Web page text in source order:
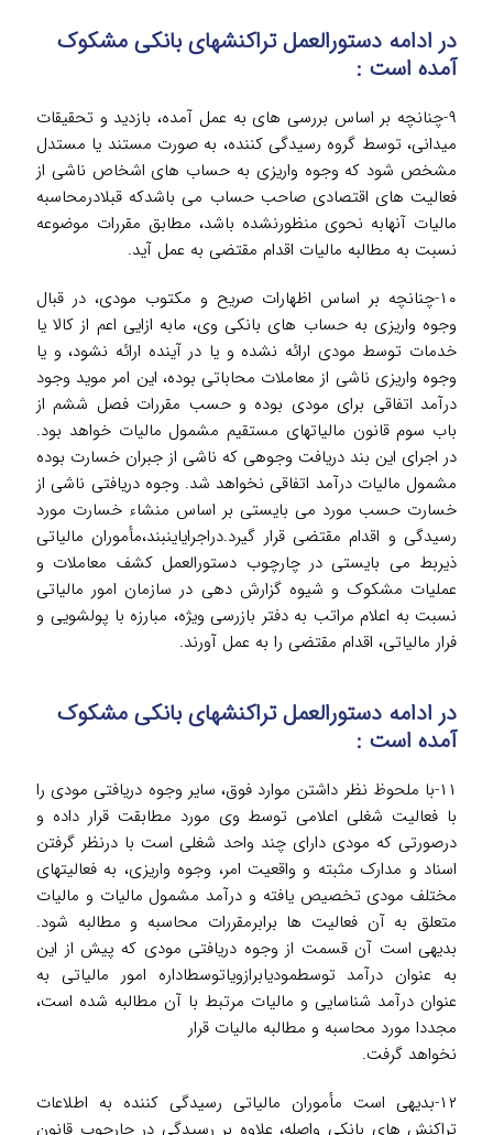
در ادامه دستورالعمل تراکنش­های بانکی مشکوک
آمده است :
۹-چنانچه بر اساس بررسی های به عمل آمده، بازدید و تحقیقات
میدانی، توسط گروه رسیدگی کننده، به صورت مستند یا مستدل
مشخص شود که وجوه واریزی به حساب های اشخاص ناشی از
فعالیت های اقتصادی صاحب حساب می باشدکه قبلادرمحاسبه
مالیات آنهابه نحوی منظورنشده باشد، مطابق مقررات موضوعه
نسبت به مطالبه مالیات اقدام مقتضی به عمل آید.
۱۰-چنانچه بر اساس اظهارات صریح و مکتوب مودی، در قبال
وجوه واریزی به حساب های بانکی وی، مابه ازایی اعم از کالا یا
خدمات توسط مودی ارائه نشده و یا در آینده ارائه نشود، و یا
وجوه واریزی ناشی از معاملات محاباتی بوده، این امر موید وجود
درآمد اتفاقی برای مودی بوده و حسب مقررات فصل ششم از
باب سوم قانون مالیاتهای مستقیم مشمول مالیات خواهد بود.
در اجرای این بند دریافت وجوهی که ناشی از جبران خسارت بوده
مشمول مالیات درآمد اتفاقی نخواهد شد. وجوه دریافتی ناشی از
خسارت حسب مورد می بایستی بر اساس منشاء خسارت مورد
رسیدگی و اقدام مقتضی قرار گیرد.دراجرای­این­بند،مأموران مالیاتی
ذیربط می بایستی در چارچوب دستورالعمل کشف معاملات و
عملیات مشکوک و شیوه گزارش دهی در سازمان امور مالیاتی
نسبت به اعلام مراتب به دفتر بازرسی ویژه، مبارزه با پولشویی و
فرار مالیاتی، اقدام مقتضی را به عمل آورند.
در ادامه دستورالعمل تراکنش­های بانکی مشکوک
آمده است :
۱۱-با ملحوظ نظر داشتن موارد فوق، سایر وجوه دریافتی مودی را
با فعالیت شغلی اعلامی توسط وی مورد مطابقت قرار داده و
درصورتی که مودی دارای چند واحد شغلی است با درنظر گرفتن
اسناد و مدارک مثبته و واقعیت امر، وجوه واریزی، به فعالیتهای
مختلف مودی تخصیص یافته و درآمد مشمول مالیات و مالیات
متعلق به آن فعالیت ها برابرمقررات محاسبه و مطالبه شود.
بدیهی است آن قسمت از وجوه دریافتی مودی که پیش از این
به عنوان درآمد توسط­مودی­ابرازویاتوسط­اداره امور مالیاتی به
عنوان درآمد شناسایی و مالیات مرتبط با آن مطالبه شده است،
مجددا مورد محاسبه و مطالبه مالیات قرار
نخواهد گرفت.
۱۲-بدیهی است مأموران مالیاتی رسیدگی کننده به اطلاعات
تراکنش های بانکی واصله، علاوه بر رسیدگی در چارچوب قانون